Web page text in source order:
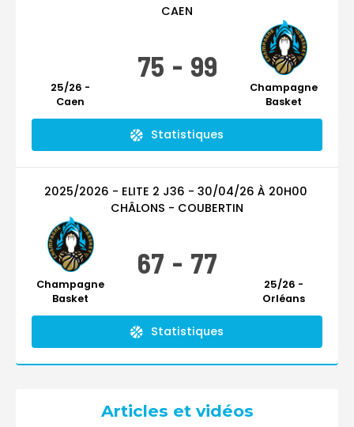
CAEN
Champagne
Basket
99
-
75
25/26 -
Caen
Statistiques
2025/2026 - ELITE 2 J36 - 30/04/26 À 20H00
CHÂLONS - COUBERTIN
Champagne
Basket
67 - 77
25/26 -
Orléans
Statistiques
Articles et vidéos